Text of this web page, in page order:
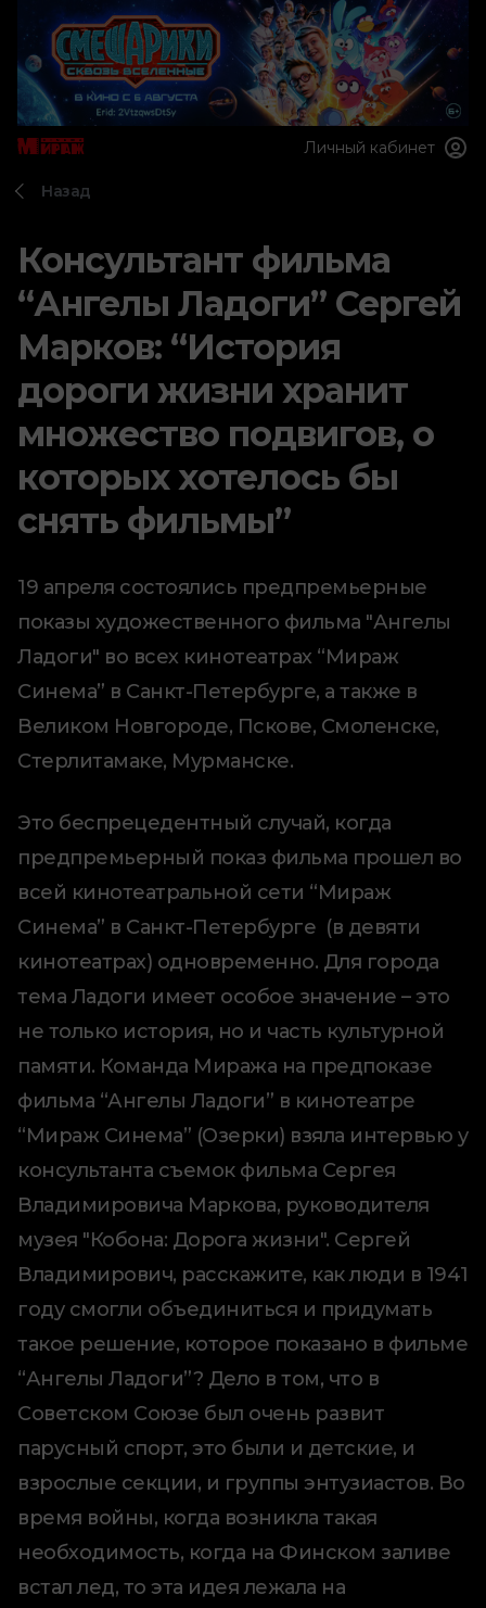
Личный кабинет
Назад
Консультант фильма
“Ангелы Ладоги” Сергей
Марков: “История
дороги жизни хранит
множество подвигов, о
которых хотелось бы
снять фильмы”
19 апреля состоялись предпремьерные
показы художественного фильма "Ангелы
Ладоги" во всех кинотеатрах “Мираж
Синема” в Санкт-Петербурге, а также в
Великом Новгороде, Пскове, Смоленске,
Стерлитамаке, Мурманске.
Это беспрецедентный случай, когда
предпремьерный показ фильма прошел во
всей кинотеатральной сети “Мираж
Синема” в Санкт-Петербурге (в девяти
кинотеатрах) одновременно. Для города
тема Ладоги имеет особое значение – это
не только история, но и часть культурной
памяти. Команда Миража на предпоказе
фильма “Ангелы Ладоги” в кинотеатре
“Мираж Синема” (Озерки) взяла интервью у
консультанта съемок фильма Сергея
Владимировича Маркова, руководителя
музея "Кобона: Дорога жизни". Сергей
Владимирович, расскажите, как люди в 1941
году смогли объединиться и придумать
такое решение, которое показано в фильме
“Ангелы Ладоги”? Дело в том, что в
Советском Союзе был очень развит
парусный спорт, это были и детские, и
взрослые секции, и группы энтузиастов. Во
время войны, когда возникла такая
необходимость, когда на Финском заливе
встал лед, то эта идея лежала на